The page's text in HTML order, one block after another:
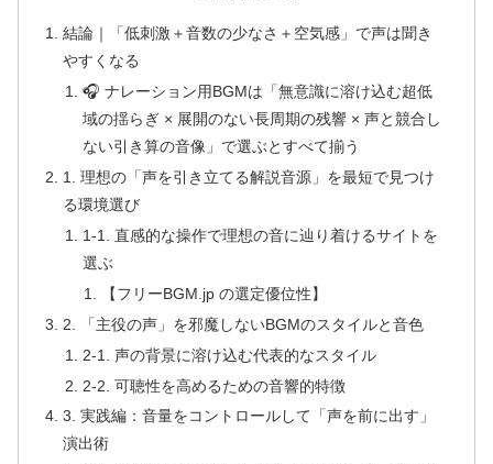
結論｜「低刺激＋音数の少なさ＋空気感」で声は聞き
やすくなる
🎧 ナレーション用BGMは「無意識に溶け込む超低
域の揺らぎ × 展開のない長周期の残響 × 声と競合し
ない引き算の音像」で選ぶとすべて揃う
1. 理想の「声を引き立てる解説音源」を最短で見つけ
る環境選び
1-1. 直感的な操作で理想の音に辿り着けるサイトを
選ぶ
【フリーBGM.jp の選定優位性】
2. 「主役の声」を邪魔しないBGMのスタイルと音色
2-1. 声の背景に溶け込む代表的なスタイル
2-2. 可聴性を高めるための音響的特徴
3. 実践編：音量をコントロールして「声を前に出す」
演出術